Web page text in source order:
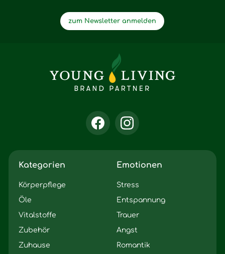
zum Newsletter anmelden
Kategorien
Körperpflege
Öle
Vitalstoffe
Zubehör
Zuhause
Emotionen
Stress
Entspannung
Trauer
Angst
Romantik